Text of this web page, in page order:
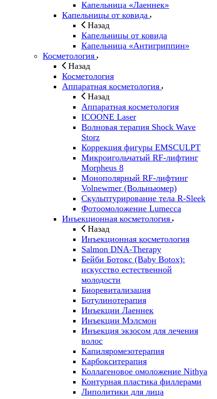
Капельница «Лаеннек»
Капельницы от ковида
Назад
Капельницы от ковида
Капельница «Антигриппин»
Косметология
Назад
Косметология
Аппаратная косметология
Назад
Аппаратная косметология
ICOONE Laser
Волновая терапия Shock Wave
Storz
Коррекция фигуры EMSCULPT
Микроигольчатый RF-лифтинг
Morpheus 8
Монополярный RF-лифтинг
Volnewmer (Вольньюмер)
Скульптурирование тела R-Sleek
Фотоомоложение Lumecca
Инъекционная косметология
Назад
Инъекционная косметология
Salmon DNA-Therapy
Бейби Ботокс (Baby Botox):
искусство естественной
молодости
Биоревитализация
Ботулинотерапия
Инъекции Лаеннек
Инъекции Мэлсмон
Инъекция экзосом для лечения
волос
Капиляромезотерапия
Карбокситерапия
Коллагеновое омоложение Nithya
Контурная пластика филлерами
Липолитики для лица